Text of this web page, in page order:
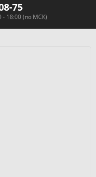
75
- 18:00 (по МСК)